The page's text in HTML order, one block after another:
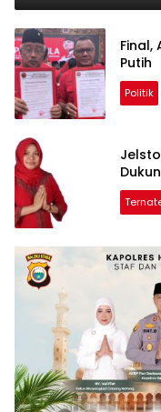
Final,
Putih
Politik